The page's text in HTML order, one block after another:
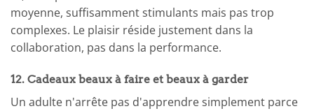
moyenne, suffisamment stimulants mais pas trop
complexes. Le plaisir réside justement dans la
collaboration, pas dans la performance.
12. Cadeaux beaux à faire et beaux à garder
Un adulte n'arrête pas d'apprendre simplement parce